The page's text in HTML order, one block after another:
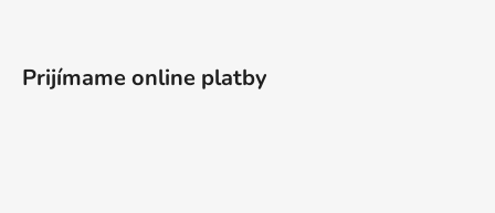
Prijímame online platby